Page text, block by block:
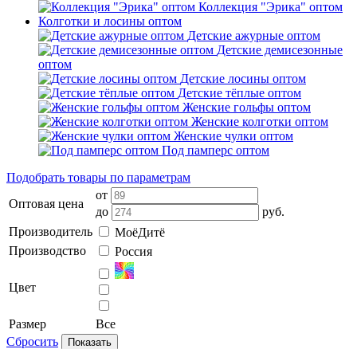
Коллекция "Эрика" оптом
Колготки и лосины оптом
Детские ажурные оптом
Детские демисезонные
оптом
Детские лосины оптом
Детские тёплые оптом
Женские гольфы оптом
Женские колготки оптом
Женские чулки оптом
Под памперс оптом
Подобрать товары по параметрам
Оптовая цена
от
до
руб.
Производитель
МоёДитё
Производство
Россия
Цвет
Размер
Все
Сбросить
Показать